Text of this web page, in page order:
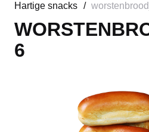
Hartige snacks /
6